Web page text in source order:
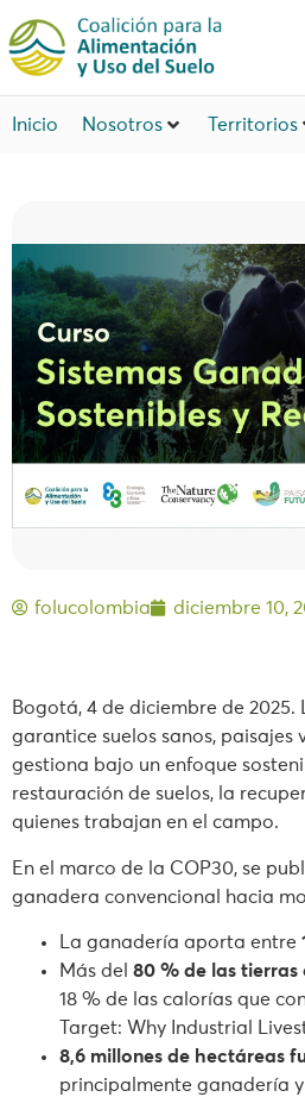
Inicio Nosotros Territorios
folucolombia diciembre 10,
Bogotá, 4 de diciembre de
garantice suelos sanos, paisajes
gestiona bajo un enfoque
restauración de suelos, la
quienes trabajan en el campo.
En el marco de la COP30, se
ganadera convencional hacia
La ganadería aporta entre
Más del 80 % de las
18 % de las calorías que
Target: Why Industrial
8,6 millones de hectáreas
principalmente ganadería y